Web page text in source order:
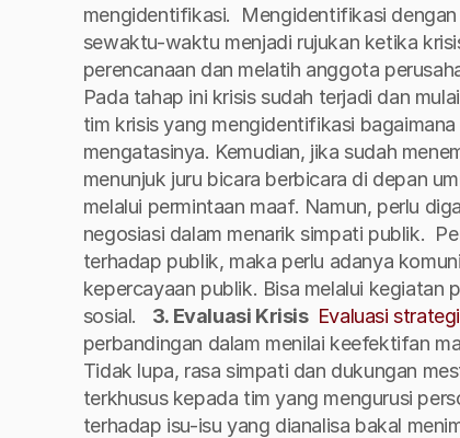
mengidentifikasi.
Mengidentifikasi
sewaktu-waktu menjadi rujukan ketika
perencanaan dan melatih anggota
Pada tahap ini krisis sudah terjadi dan
tim krisis yang mengidentifikasi
mengatasinya. Kemudian, jika sudah
menunjuk juru bicara berbicara di depan
melalui permintaan maaf. Namun, perlu
negosiasi dalam menarik simpati publik.
terhadap publik, maka perlu adanya
kepercayaan publik. Bisa melalui kegiatan
sosial.
3. Evaluasi Krisis Evaluasi strategi
perbandingan dalam menilai keefektifan
Tidak lupa, rasa simpati dan dukungan
terkhusus kepada tim yang mengurusi
terhadap isu-isu yang dianalisa bakal